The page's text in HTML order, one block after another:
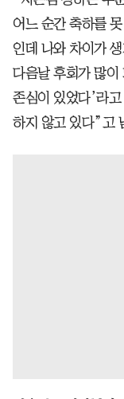
어느 순간 축하를
인데 나와 차이가
다음날 후회가 많이
존심이 있었다’라
하지 않고 있다”고